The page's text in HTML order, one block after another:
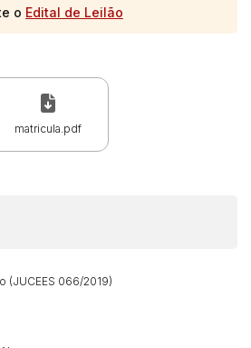
o Edital de Leilão
matricula.pdf
(JUCEES 066/2019)